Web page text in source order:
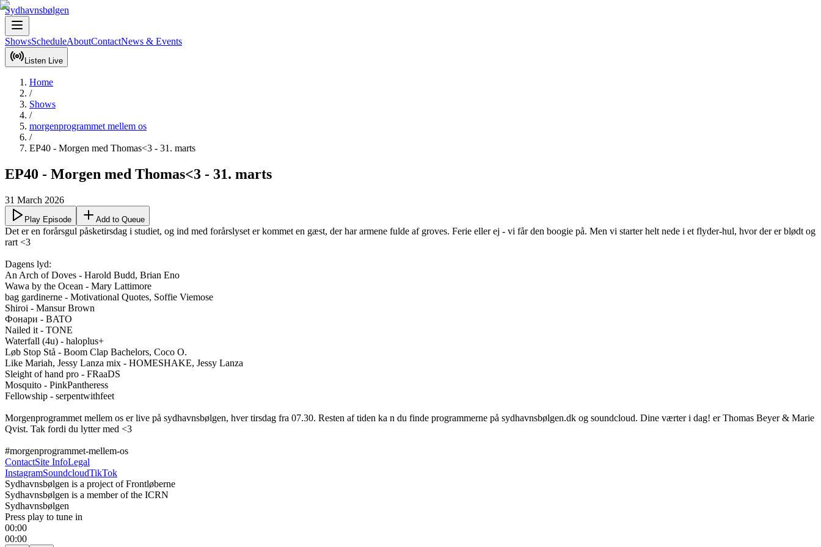
Sydhavnsbølgen
ShowsScheduleAboutContactNews & Events
Listen Live
Home
/
Shows
/
morgenprogrammet mellem os
/
EP40 - Morgen med Thomas<3 - 31. marts
EP40 - Morgen med Thomas<3 - 31. marts
31 March 2026
Play Episode Add to Queue
Det er en forårsgul påsketirsdag i studiet, og ind med forårslyset er kommet en gæst, der har armene fulde af groves. Ferie eller ej - vi får den boogie på. Men vi starter helt nede i et flyder-hul, hvor der er blødt og
rart <3
Dagens lyd:
An Arch of Doves - Harold Budd, Brian Eno
Wawa by the Ocean - Mary Lattimore
bag gardinerne - Motivational Quotes, Soffie Viemose
Shiroi - Mansur Brown
Фонари - BATO
Nailed it - TONE
Waterfall (4u) - haloplus+
Løb Stop Stå - Boom Clap Bachelors, Coco O.
Like Mariah, Jessy Lanza mix - HOMESHAKE, Jessy Lanza
Sleight of hand pro - FRaaDS
Mosquito - PinkPantheress
Fellowship - serpentwithfeet
Morgenprogrammet mellem os er live på sydhavnsbølgen, hver tirsdag fra 07.30. Resten af tiden ka n du finde programmerne på sydhavnsbølgen.dk og soundcloud. Dine værter i dag! er Thomas Beyer & Marie
Qvist. Tak fordi du lytter med <3
#morgenprogrammet-mellem-os
ContactSite InfoLegal
InstagramSoundcloudTikTok
Sydhavnsbølgen is a project of Frontløberne
Sydhavnsbølgen is a member of the ICRN
Sydhavnsbølgen
Press play to tune in
00:00
00:00